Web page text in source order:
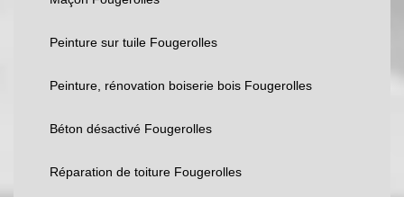
Peinture sur tuile Fougerolles
Peinture, rénovation boiserie bois Fougerolles
Béton désactivé Fougerolles
Réparation de toiture Fougerolles